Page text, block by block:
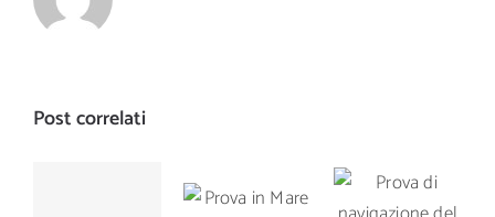
Post correlati
Prova in